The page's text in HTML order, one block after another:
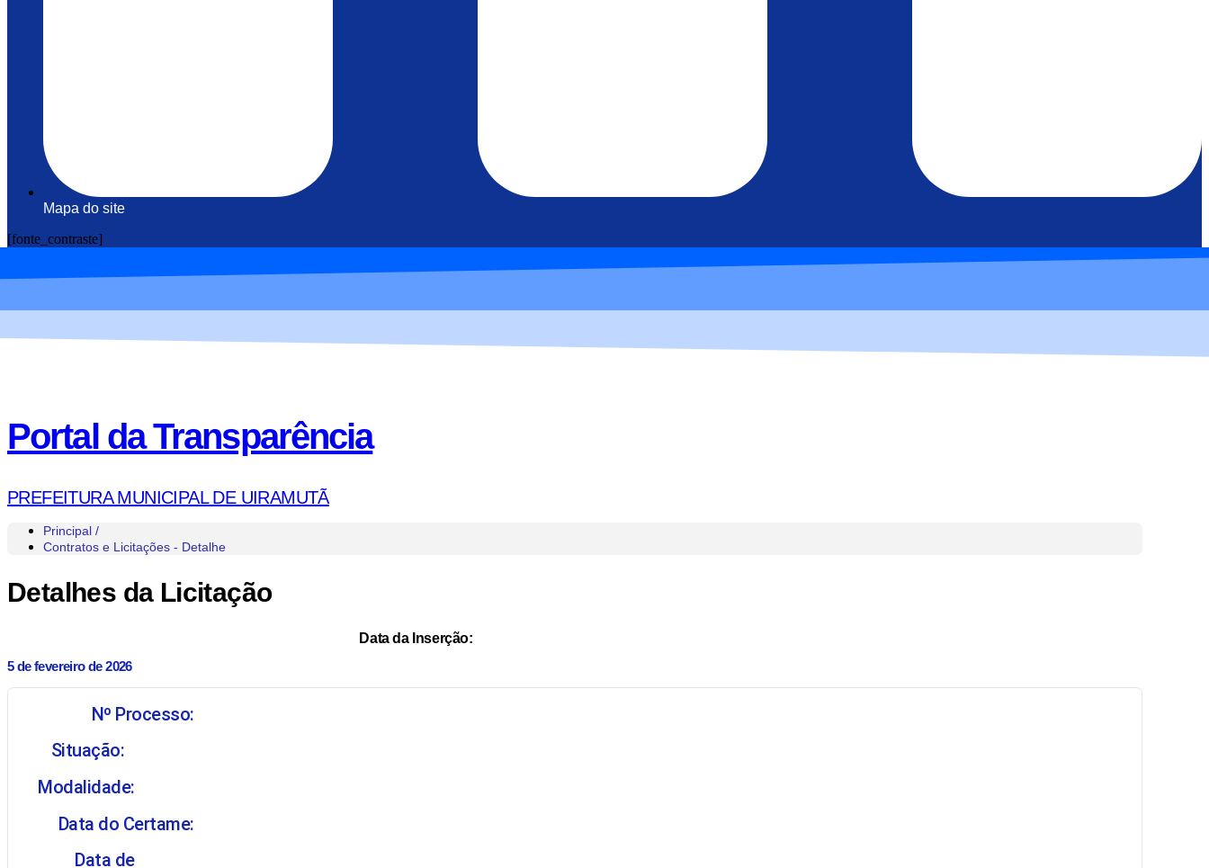
Mapa do site
[fonte_contraste]
Portal da Transparência
PREFEITURA MUNICIPAL DE UIRAMUTÃ
Principal /
Contratos e Licitações - Detalhe
Detalhes da Licitação
Data da Inserção:
5 de fevereiro de 2026
Nº Processo:
Situação:
Modalidade:
Data do Certame:
Data de